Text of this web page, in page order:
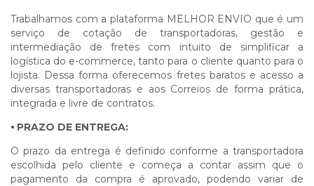
Trabalhamos com a plataforma MELHOR ENVIO que é um
serviço de cotação de transportadoras, gestão e
intermediação de fretes com intuito de simplificar a
logística do e-commerce, tanto para o cliente quanto para o
lojista. Dessa forma oferecemos fretes baratos e acesso a
diversas transportadoras e aos Correios de forma prática,
integrada e livre de contratos.
⦁ PRAZO DE ENTREGA:
O prazo da entrega é definido conforme a transportadora
escolhida pelo cliente e começa a contar assim que o
pagamento da compra é aprovado, podendo variar de